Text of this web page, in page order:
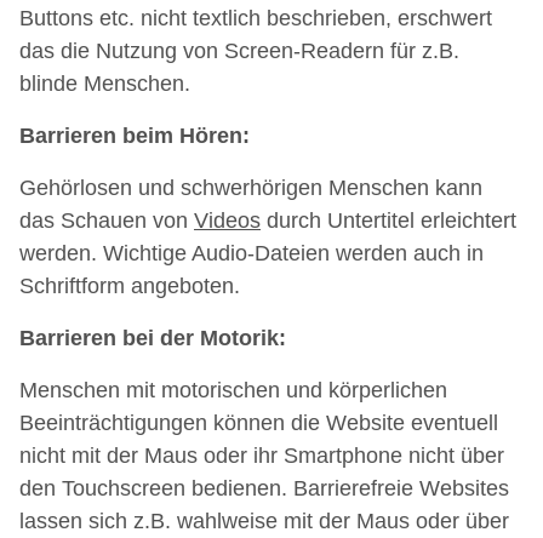
Buttons etc. nicht textlich beschrieben, erschwert
das die Nutzung von Screen-Readern für z.B.
blinde Menschen.
Barrieren beim Hören:
Gehörlosen und schwerhörigen Menschen kann
das Schauen von Videos durch Untertitel erleichtert
werden. Wichtige Audio-Dateien werden auch in
Schriftform angeboten.
Barrieren bei der Motorik:
Menschen mit motorischen und körperlichen
Beeinträchtigungen können die Website eventuell
nicht mit der Maus oder ihr Smartphone nicht über
den Touchscreen bedienen. Barrierefreie Websites
lassen sich z.B. wahlweise mit der Maus oder über